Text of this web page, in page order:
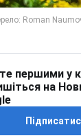
першими у
на